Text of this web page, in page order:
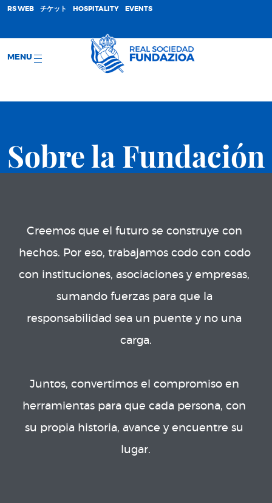
RS WEB チケット HOSPITALITY EVENTS
MENU
Sobre la Fundación
Creemos que el futuro se construye con
hechos. Por eso, trabajamos codo con codo
con instituciones, asociaciones y empresas,
sumando fuerzas para que la
responsabilidad sea un puente y no una
carga.
Juntos, convertimos el compromiso en
herramientas para que cada persona, con
su propia historia, avance y encuentre su